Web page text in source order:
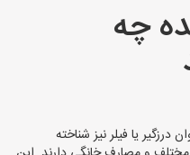
چه
یا فیلر نیز شناخته